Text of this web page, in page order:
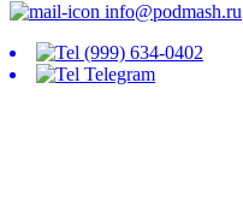
info@podmash.ru
(999) 634-0402
Telegram